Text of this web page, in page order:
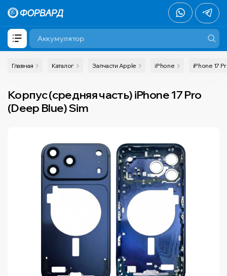
Главная Каталог Запчасти Apple iPhone iPhone 17
Корпус (средняя часть) iPhone 17 Pro
(Deep Blue) Sim